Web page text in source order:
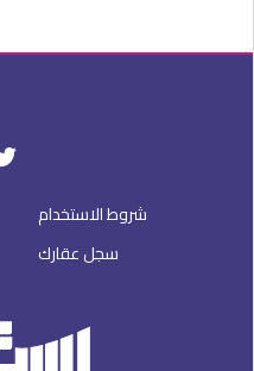
شروط الاستخدام
سجل عقارك